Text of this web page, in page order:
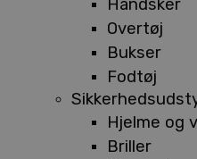
Handsker
Overtøj
Bukser
Fodtøj
Hjelme og
Briller